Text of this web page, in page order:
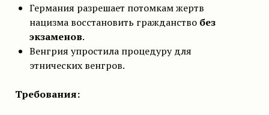
Германия разрешает потомкам жертв
нацизма восстановить гражданство без
экзаменов.
Венгрия упростила процедуру для
этнических венгров.
Требования: